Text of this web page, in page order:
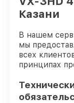
Казани
В нашем
мы
всех
принципах